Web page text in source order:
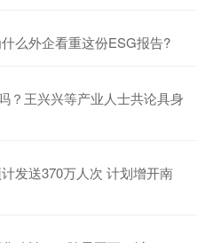
么外企看重这份ESG报告?
？王兴兴等产业人士共论具身
发送370万人次 计划增开南